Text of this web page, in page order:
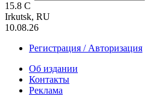
15.8 C
Irkutsk, RU
10.08.26
Регистрация / Авторизация
Об издании
Контакты
Реклама